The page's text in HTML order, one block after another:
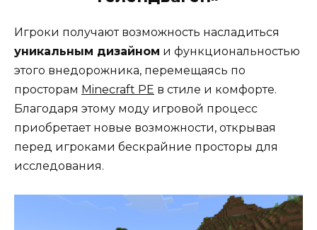
Игроки получают возможность насладиться
уникальным дизайном и функциональностью
этого внедорожника, перемещаясь по
просторам Minecraft PE в стиле и комфорте.
Благодаря этому моду игровой процесс
приобретает новые возможности, открывая
перед игроками бескрайние просторы для
исследования.